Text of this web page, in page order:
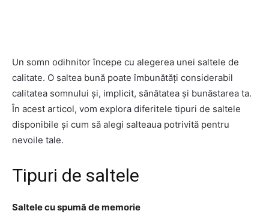
Un somn odihnitor începe cu alegerea unei saltele de
calitate. O saltea bună poate îmbunătăți considerabil
calitatea somnului și, implicit, sănătatea și bunăstarea ta.
În acest articol, vom explora diferitele tipuri de saltele
disponibile și cum să alegi salteaua potrivită pentru
nevoile tale.
Tipuri de saltele
Saltele cu spumă de memorie